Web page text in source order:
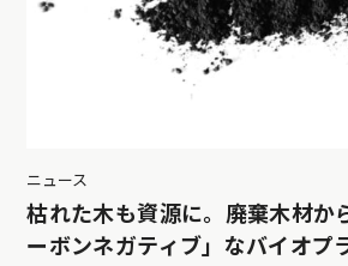
ニュース
枯れた木も資源に。廃棄木材か
ーボンネガティブ」なバイオプ